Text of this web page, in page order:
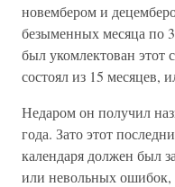
новембером и
безыменных месяца по
был укомлектован
состоял из 15 месяцев,
Недаром он получил
года. Зато этот
календаря должен был
или невольных